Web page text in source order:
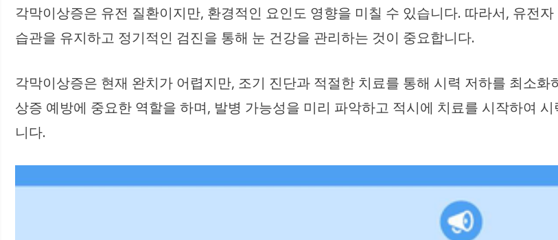
각막이상증은 유전 질환이지만, 환경적인 요인도 영향을 미칠 수 있습니다. 따라서, 유전
습관을 유지하고 정기적인 검진을 통해 눈 건강을 관리하는 것이 중요합니다.
각막이상증은 현재 완치가 어렵지만, 조기 진단과 적절한 치료를 통해 시력 저하를 최소
상증 예방에 중요한 역할을 하며, 발병 가능성을 미리 파악하고 적시에 치료를 시작하여
니다.